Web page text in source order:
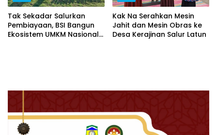
Tak Sekadar Salurkan
Pembiayaan, BSI Bangun
Ekosistem UMKM Nasional
Kak Na Serahkan Mesin
Jahit dan Mesin Obras ke
Desa Kerajinan Salur Latun